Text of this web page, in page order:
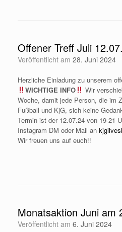
Offener Treff Juli
Veröffentlicht am 28. Juni 2024
Herzliche Einladung zu unserem
WICHTIGE INFO
Wir
Woche, damit jede Person, die im
Fußball und KjG, sich keine
Termin ist der 12.07.24 von 19-21
Instagram DM oder Mail an
Wir freuen uns auf euch!!
Monatsaktion Juni am
Veröffentlicht am 6. Juni 2024